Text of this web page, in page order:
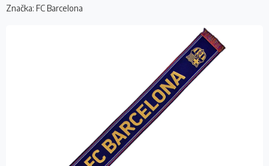
Značka: FC Barcelona